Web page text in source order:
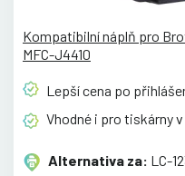
Kompatibilní náplň pro
MFC-J4410
Lepší cena po
Vhodné i pro tiskárny v
Alternativa za: LC-